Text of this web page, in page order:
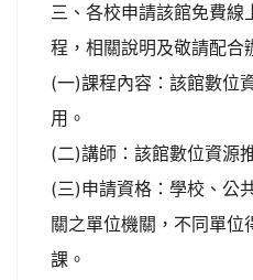
三、各校申請該館免費線
程，相關說明及敬請配合
(一)課程內容：該館數位
用。
(二)講師：該館數位資源
(三)申請資格：學校、公
關之單位機關，不同單位
課。